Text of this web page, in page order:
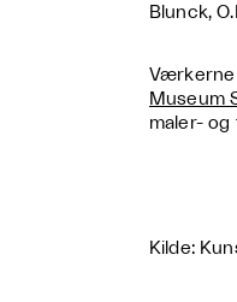
Blunck,
Værkerne
Museum
maler-
Kilde: